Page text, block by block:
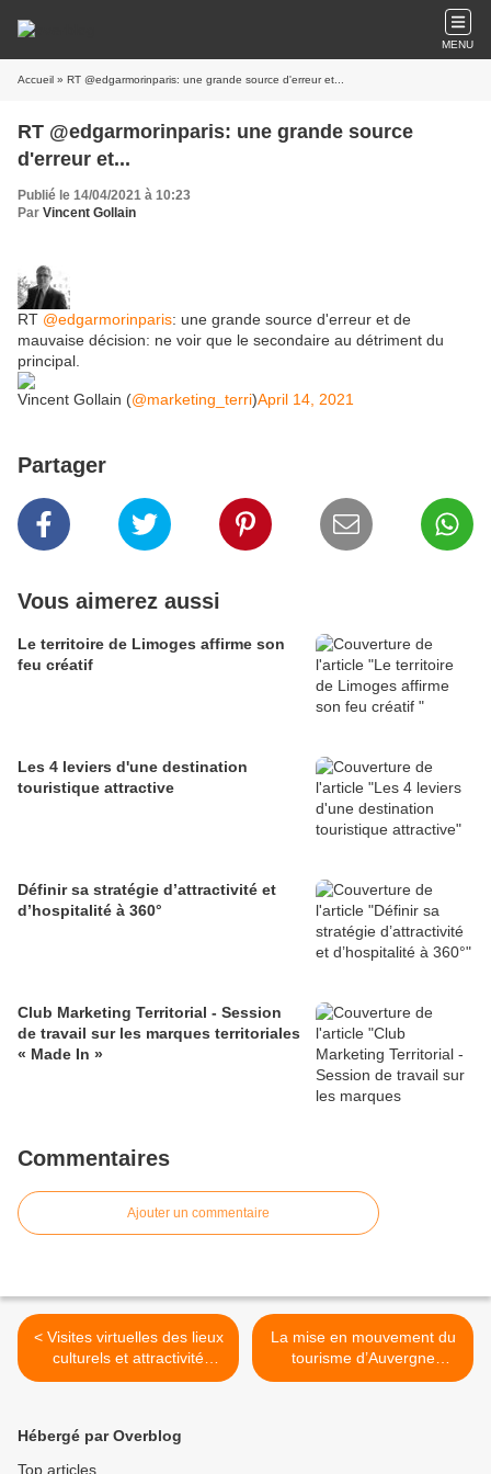
MENU
Accueil » RT @edgarmorinparis: une grande source d'erreur et...
RT @edgarmorinparis: une grande source
d'erreur et...
Publié le 14/04/2021 à 10:23
Par Vincent Gollain
RT @edgarmorinparis: une grande source d'erreur et de
mauvaise décision: ne voir que le secondaire au détriment du
principal.
Vincent Gollain (@marketing_terri)April 14, 2021
Partager
Vous aimerez aussi
Le territoire de Limoges affirme son
feu créatif
Les 4 leviers d'une destination
touristique attractive
Définir sa stratégie d’attractivité et
d’hospitalité à 360°
Club Marketing Territorial - Session
de travail sur les marques territoriales
« Made In »
Commentaires
Ajouter un commentaire
< Visites virtuelles des lieux
culturels et attractivité
territoriale
La mise en mouvement du
tourisme d’Auvergne
Rhône-Alpes par Lionel
Hébergé par Overblog
Top articles